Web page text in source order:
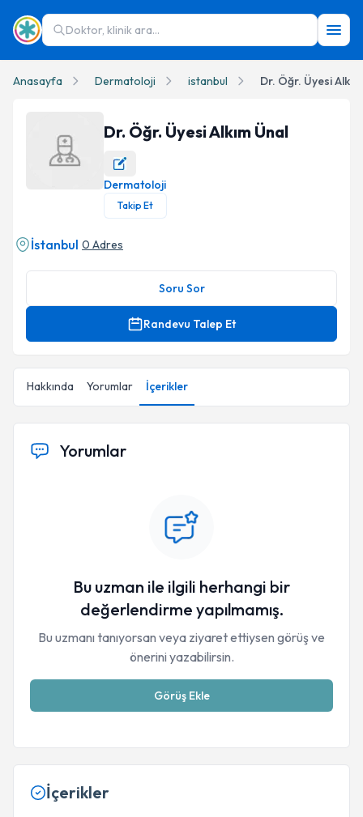
Doktor, klinik ara...
Anasayfa Dermatoloji istanbul Dr. Öğr. Üyesi
Dr. Öğr. Üyesi Alkım Ünal Profil Fotoğrafı
Dr. Öğr. Üyesi Alkım Ünal
Dermatoloji
Takip Et
İstanbul 0 Adres
Soru Sor
Randevu Talep Et
Hakkında Yorumlar İçerikler
Yorumlar
Bu uzman ile ilgili herhangi bir
değerlendirme yapılmamış.
Bu uzmanı tanıyorsan veya ziyaret ettiysen görüş ve
önerini yazabilirsin.
Görüş Ekle
İçerikler